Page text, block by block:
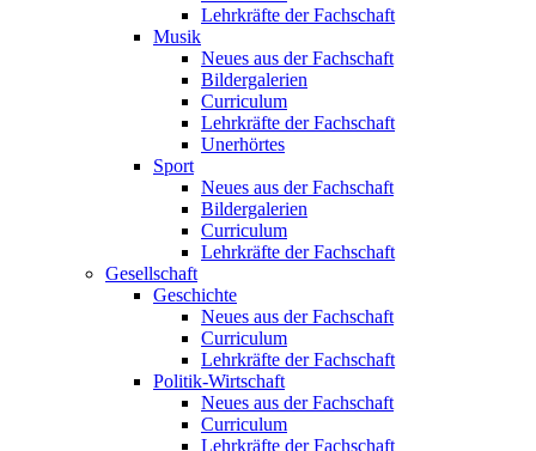
Lehrkräfte der Fachschaft
Musik
Neues aus der Fachschaft
Bildergalerien
Curriculum
Lehrkräfte der Fachschaft
Unerhörtes
Sport
Neues aus der Fachschaft
Bildergalerien
Curriculum
Lehrkräfte der Fachschaft
Gesellschaft
Geschichte
Neues aus der Fachschaft
Curriculum
Lehrkräfte der Fachschaft
Politik-Wirtschaft
Neues aus der Fachschaft
Curriculum
Lehrkräfte der Fachschaft